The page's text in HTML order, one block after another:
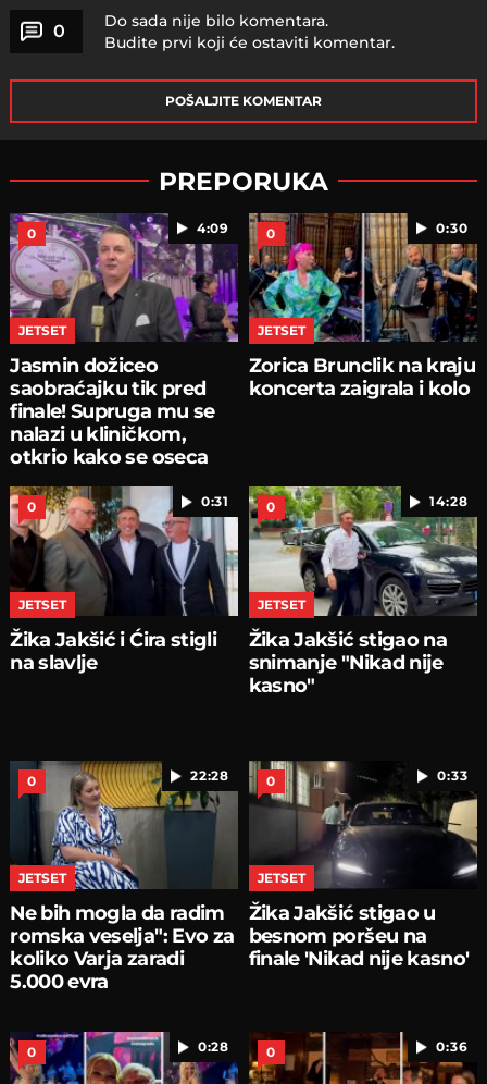
0
Do sada nije bilo komentara.
Budite prvi koji će ostaviti komentar.
POŠALJITE KOMENTAR
PREPORUKA
4:09
0
JETSET
Jasmin dožiceo
saobraćajku tik pred
finale! Supruga mu se
nalazi u kliničkom,
otkrio kako se oseca
0:30
0
JETSET
Zorica Brunclik na kraju
koncerta zaigrala i kolo
0:31
0
JETSET
Žika Jakšić i Ćira stigli
na slavlje
14:28
0
JETSET
Žika Jakšić stigao na
snimanje "Nikad nije
kasno"
22:28
0
JETSET
Ne bih mogla da radim
romska veselja": Evo za
koliko Varja zaradi
5.000 evra
0:33
0
JETSET
Žika Jakšić stigao u
besnom poršeu na
finale 'Nikad nije kasno'
0:28
0 0:36
0